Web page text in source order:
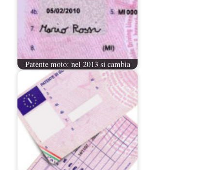
Patente moto: nel 2013 si cambia